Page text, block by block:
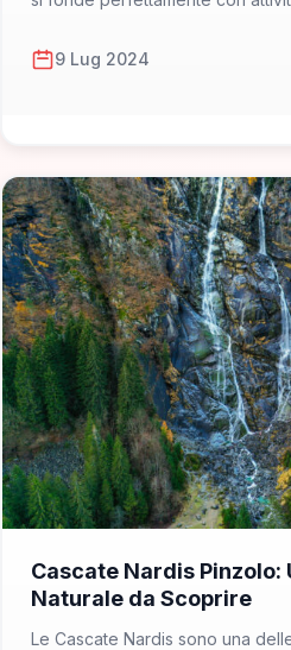
9 Lug 2024
Cascate Nardis Pinzolo:
Naturale da Scoprire
Le Cascate Nardis sono una